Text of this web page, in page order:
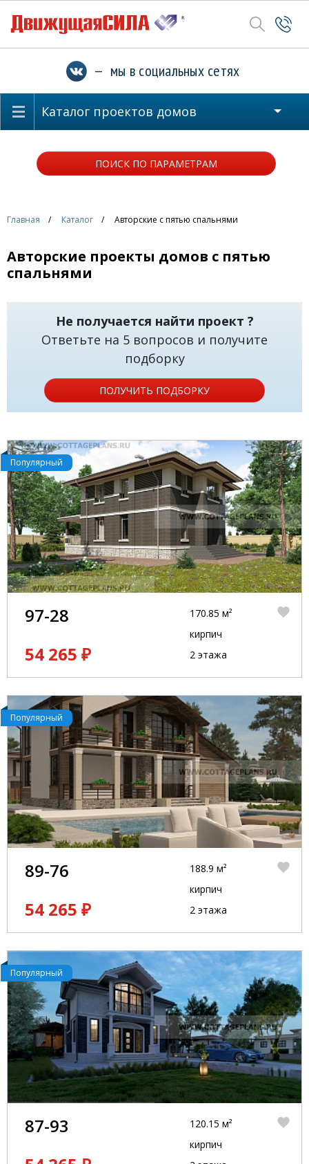
— мы в социальных сетях
Каталог проектов домов
ПОИСК ПО ПАРАМЕТРАМ
Главная Каталог Авторские с пятью спальнями
Авторские проекты домов с пятью
спальнями
Не получается найти проект ?
Ответьте на 5 вопросов и получите
подборку
ПОЛУЧИТЬ ПОДБОРКУ
Популярный
97-28
54 265 ₽
170.85 м²
кирпич
2 этажа
Популярный
89-76
54 265 ₽
188.9 м²
кирпич
2 этажа
Популярный
87-93
120.15 м²
кирпич